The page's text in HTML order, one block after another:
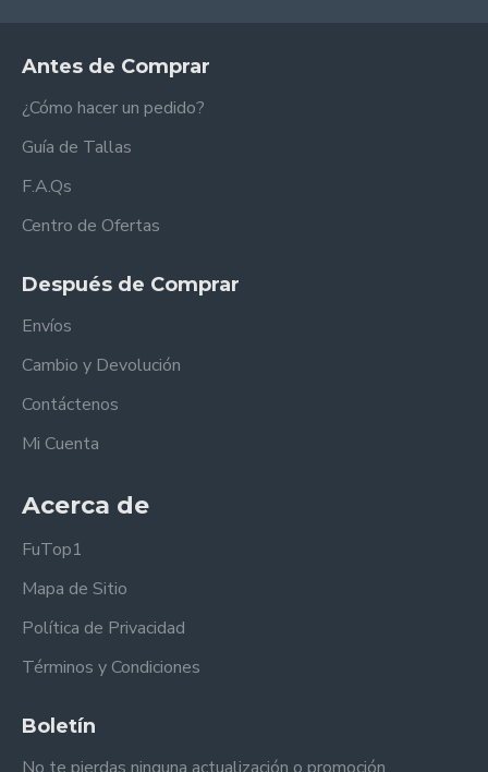
Antes de Comprar
¿Cómo hacer un pedido?
Guía de Tallas
F.A.Qs
Centro de Ofertas
Después de Comprar
Envíos
Cambio y Devolución
Contáctenos
Mi Cuenta
Acerca de
FuTop1
Mapa de Sitio
Política de Privacidad
Términos y Condiciones
Boletín